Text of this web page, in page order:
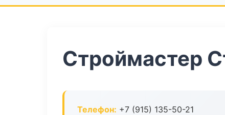
Строймастер
Телефон: +7 (915) 135-50-21